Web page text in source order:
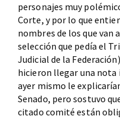
personajes muy
Corte, y por lo que
nombres de los que van
selección que pedía el
Judicial de la
hicieron llegar una
ayer mismo le
Senado, pero sostuvo
citado comité están